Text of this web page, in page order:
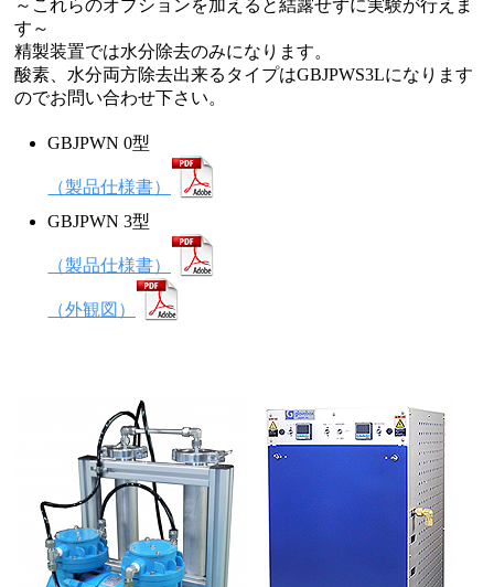
～これらのオプションを加えると結露せずに実験が行えま
す～
精製装置では水分除去のみになります。
酸素、水分両方除去出来るタイプはGBJPWS3Lになります
のでお問い合わせ下さい。
GBJPWN 0型
（製品仕様書）
GBJPWN 3型
（製品仕様書）
（外観図）